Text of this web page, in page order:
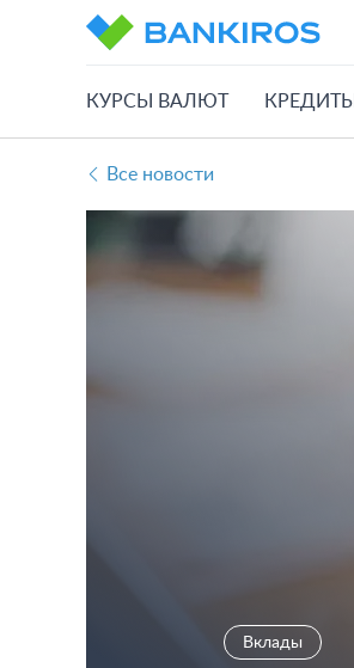
КУРСЫ ВАЛЮТ КРЕДИТЫ
Все новости
Вклады